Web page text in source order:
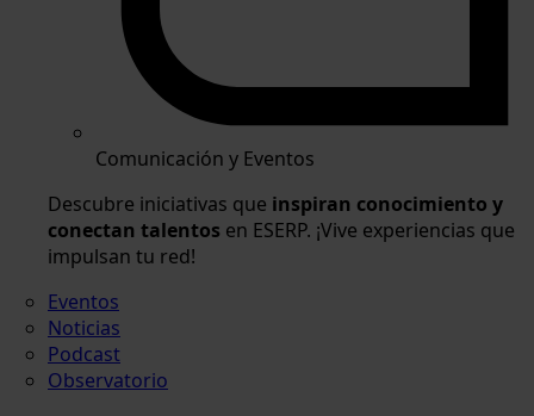
Comunicación y Eventos
Descubre iniciativas que inspiran conocimiento y
conectan talentos en ESERP. ¡Vive experiencias que
impulsan tu red!
Eventos
Noticias
Podcast
Observatorio